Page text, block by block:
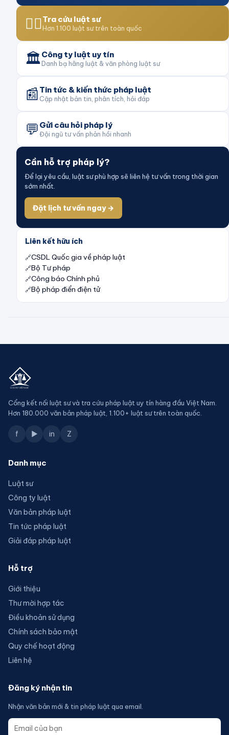
👨‍⚖️Tra cứu luật sư
Hơn 1.100 luật sư trên toàn quốc
🏛️Công ty luật uy tín
Danh bạ hãng luật & văn phòng luật sư
📰 Tin tức & kiến thức pháp luật
Cập nhật bản tin, phân tích, hỏi đáp
💬 Gửi câu hỏi pháp lý
Đội ngũ tư vấn phản hồi nhanh
Cần hỗ trợ pháp lý?
Để lại yêu cầu, luật sư phù hợp sẽ liên hệ tư vấn trong thời gian
sớm nhất.
Đặt lịch tư vấn ngay →
Liên kết hữu ích
CSDL Quốc gia về pháp luật
Bộ Tư pháp
Công báo Chính phủ
Bộ pháp điển điện tử
Cổng kết nối luật sư và tra cứu pháp luật uy tín hàng đầu Việt Nam.
Hơn 180.000 văn bản pháp luật, 1.100+ luật sư trên toàn quốc.
f ▶ in Z
Danh mục
Luật sư
Công ty luật
Văn bản pháp luật
Tin tức pháp luật
Giải đáp pháp luật
Hỗ trợ
Giới thiệu
Thư mời hợp tác
Điều khoản sử dụng
Chính sách bảo mật
Quy chế hoạt động
Liên hệ
Đăng ký nhận tin
Nhận văn bản mới & tin pháp luật qua email.